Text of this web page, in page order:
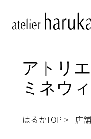
アトリ
ミネウ
リエはるかTOP 店